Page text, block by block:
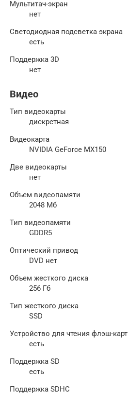
Мультитач-экран
нет
Светодиодная подсветка экрана
есть
Поддержка 3D
нет
Видео
Тип видеокарты
дискретная
Видеокарта
NVIDIA GeForce MX150
Две видеокарты
нет
Объем видеопамяти
2048 Мб
Тип видеопамяти
GDDR5
Оптический привод
DVD нет
Объем жесткого диска
256 Гб
Тип жесткого диска
SSD
Устройство для чтения флэш-карт
есть
Поддержка SD
есть
Поддержка SDHC